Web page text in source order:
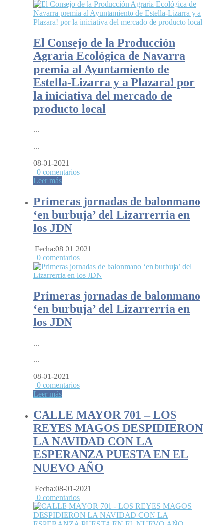
El Consejo de la Producción
Agraria Ecológica de Navarra
premia al Ayuntamiento de
Estella-Lizarra y a Plazara! por
la iniciativa del mercado de
producto local
...
...
08-01-2021
| 0 comentarios
Leer más
Primeras jornadas de balonmano
‘en burbuja’ del Lizarrerria en
los JDN
|Fecha:08-01-2021
| 0 comentarios
Primeras jornadas de balonmano
‘en burbuja’ del Lizarrerria en
los JDN
...
...
08-01-2021
| 0 comentarios
Leer más
CALLE MAYOR 701 – LOS
REYES MAGOS DESPIDIERON
LA NAVIDAD CON LA
ESPERANZA PUESTA EN EL
NUEVO AÑO
|Fecha:08-01-2021
| 0 comentarios